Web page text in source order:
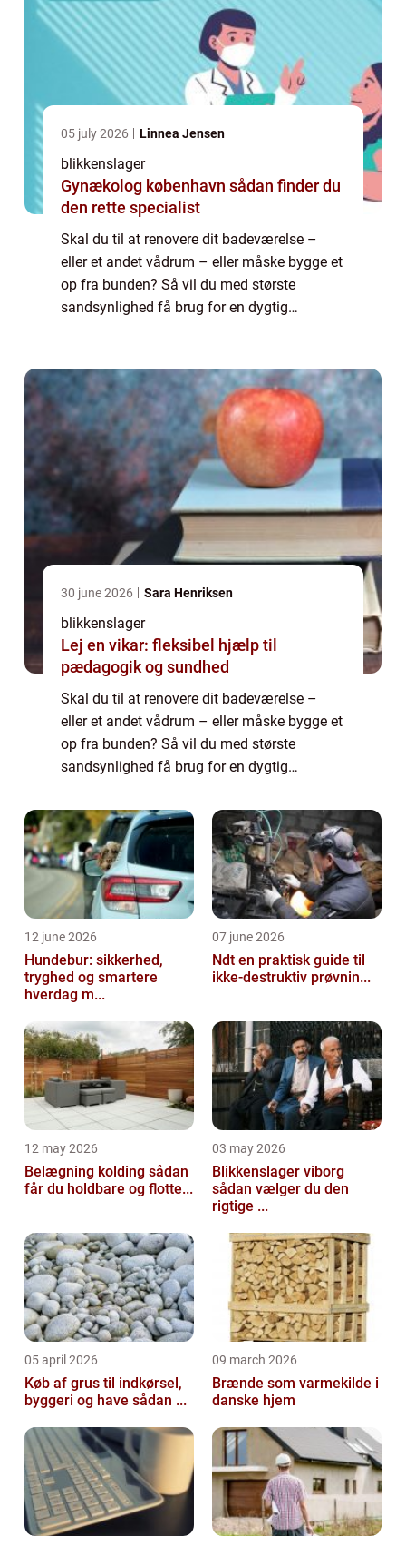
05 july 2026 Linnea Jensen
blikkenslager
Gynækolog københavn sådan finder du
den rette specialist
Skal du til at renovere dit badeværelse –
eller et andet vådrum – eller måske bygge et
op fra bunden? Så vil du med største
sandsynlighed få brug for en dygtig
30 june 2026 Sara Henriksen
blikkenslager
Lej en vikar: fleksibel hjælp til
pædagogik og sundhed
Skal du til at renovere dit badeværelse –
eller et andet vådrum – eller måske bygge et
op fra bunden? Så vil du med største
sandsynlighed få brug for en dygtig
12 june 2026
Hundebur: sikkerhed,
tryghed og smartere
hverdag m...
07 june 2026
Ndt en praktisk guide til
ikke-destruktiv prøvnin...
12 may 2026
Belægning kolding sådan
får du holdbare og flotte...
03 may 2026
Blikkenslager viborg
sådan vælger du den
rigtige ...
05 april 2026
Køb af grus til indkørsel,
byggeri og have sådan ...
09 march 2026
Brænde som varmekilde i
danske hjem